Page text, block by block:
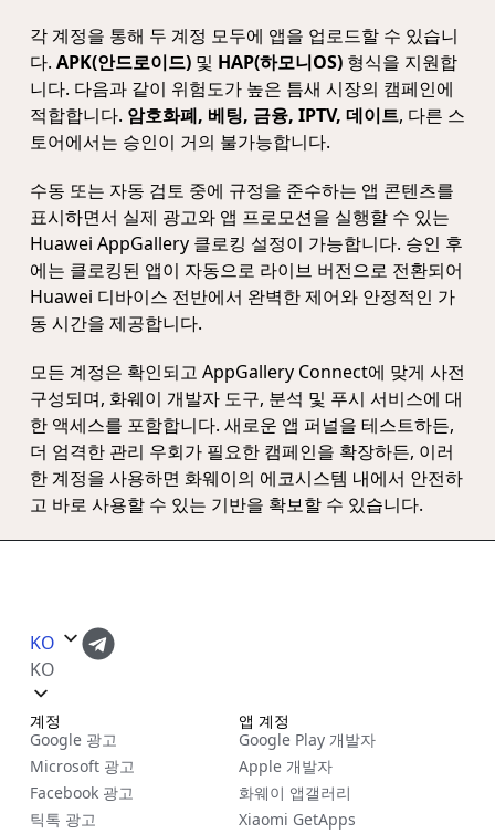
각 계정을 통해 두 계정 모두에 앱을 업로드할 수 있습니
다. APK(안드로이드)및 HAP(하모니OS)형식을 지원합
니다. 다음과 같이 위험도가 높은 틈새 시장의 캠페인에
적합합니다. 암호화폐, 베팅, 금융, IPTV, 데이트, 다른 스
토어에서는 승인이 거의 불가능합니다.
수동 또는 자동 검토 중에 규정을 준수하는 앱 콘텐츠를
표시하면서 실제 광고와 앱 프로모션을 실행할 수 있는
Huawei AppGallery 클로킹 설정이 가능합니다. 승인 후
에는 클로킹된 앱이 자동으로 라이브 버전으로 전환되어
Huawei 디바이스 전반에서 완벽한 제어와 안정적인 가
동 시간을 제공합니다.
모든 계정은 확인되고 AppGallery Connect에 맞게 사전
구성되며, 화웨이 개발자 도구, 분석 및 푸시 서비스에 대
한 액세스를 포함합니다. 새로운 앱 퍼널을 테스트하든,
더 엄격한 관리 우회가 필요한 캠페인을 확장하든, 이러
한 계정을 사용하면 화웨이의 에코시스템 내에서 안전하
고 바로 사용할 수 있는 기반을 확보할 수 있습니다.
KO
KO
계정
Google 광고
Microsoft 광고
Facebook 광고
틱톡 광고
앱 계정
Google Play 개발자
Apple 개발자
화웨이 앱갤러리
Xiaomi GetApps